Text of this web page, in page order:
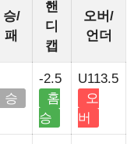
승/
패
핸
디
캡
오버/
언더
승
-2.5
홈
승
U113.5
오
버